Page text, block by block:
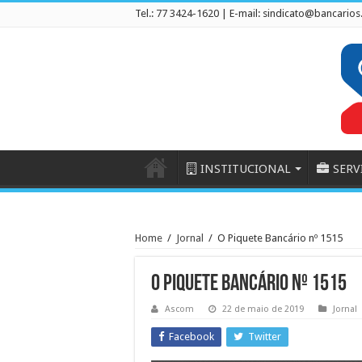
Tel.: 77 3424-1620 | E-mail:
INSTITUCIONAL
Home / Jornal / O Piquete Bancário nº 1515
O Piquete Bancário nº 1515
Ascom 22 de maio de 2019 Jornal
Facebook Twitter